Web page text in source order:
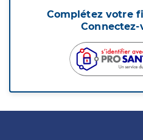
Complétez votre
Connectez-